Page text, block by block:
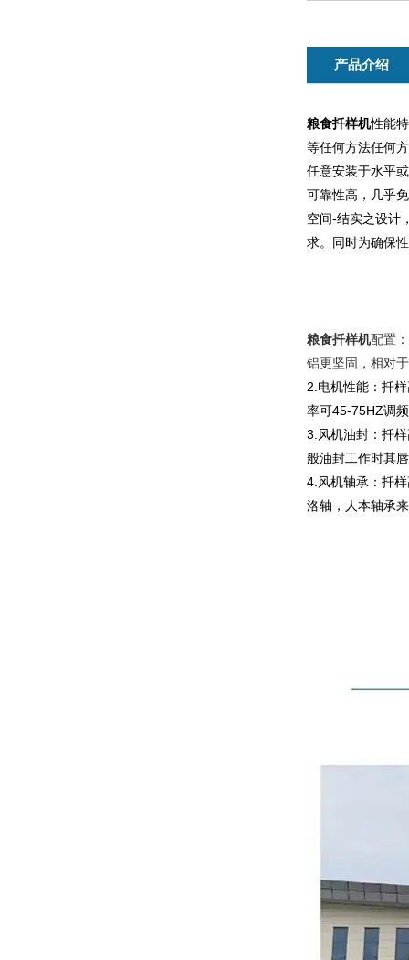
产品介绍
粮食扦样机性能
等任何方法任何
任意安装于水平
可靠性高，几乎
空间-结实之设计
求。同时为确保
粮食扦样机配置
铝更坚固，相对
2.电机性能：扦
率可45-75HZ调
3.风机油封：扦
般油封工作时其
4.风机轴承：扦
洛轴，人本轴承